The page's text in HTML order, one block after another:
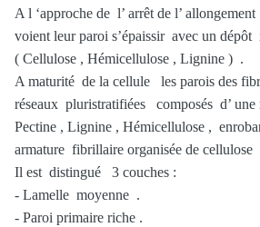
A l ‘approche de l’ arrêt de l’
voient leur paroi s’épaissir avec un
( Cellulose , Hémicellulose , Lignine ) .
A maturité de la cellule les parois des
réseaux pluristratifiées composés d’ une
Pectine , Lignine , Hémicellulose ,
armature fibrillaire organisée de cellulose
Il est distingué 3 couches :
- Lamelle moyenne .
- Paroi primaire riche .